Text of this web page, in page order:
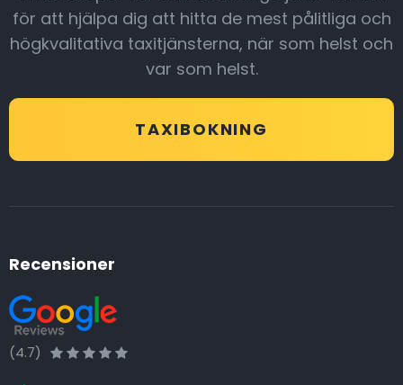
för att hjälpa dig att hitta de mest pålitliga och
högkvalitativa taxitjänsterna, när som helst och
var som helst.
TAXIBOKNING
Recensioner
(4.7)